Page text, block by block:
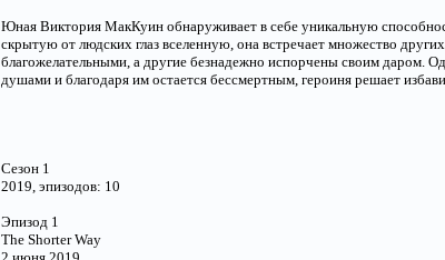
Юная Виктория МакКуин обнаруживает в себе уникальную
скрытую от людских глаз вселенную, она встречает множество
благожелательными, а другие безнадежно испорчены своим даром.
душами и благодаря им остается бессмертным, героиня решает
Сезон 1
2019, эпизодов: 10
Эпизод 1
The Shorter Way